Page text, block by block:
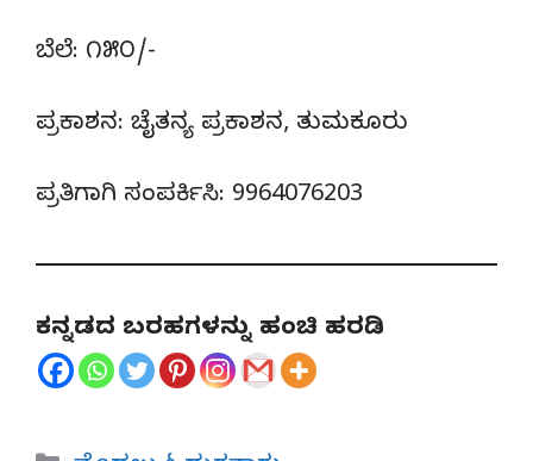
ಬೆಲೆ: ೧೫೦/-
ಪ್ರಕಾಶನ: ಚೈತನ್ಯ ಪ್ರಕಾಶನ, ತುಮಕೂರು
ಪ್ರತಿಗಾಗಿ ಸಂಪರ್ಕಿಸಿ: 9964076203
ಕನ್ನಡದ ಬರಹಗಳನ್ನು ಹಂಚಿ ಹರಡಿ